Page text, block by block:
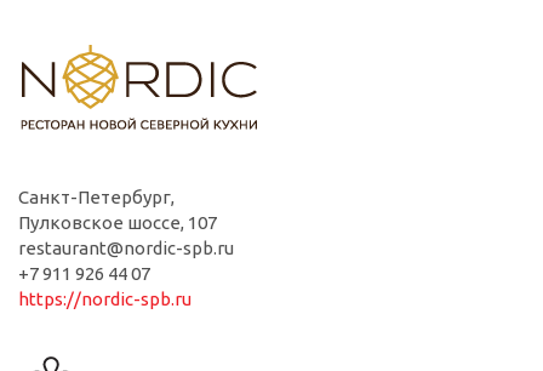
Санкт-Петербург,
Пулковское шоссе, 107
restaurant@nordic-spb.ru
+7 911 926 44 07
https://nordic-spb.ru